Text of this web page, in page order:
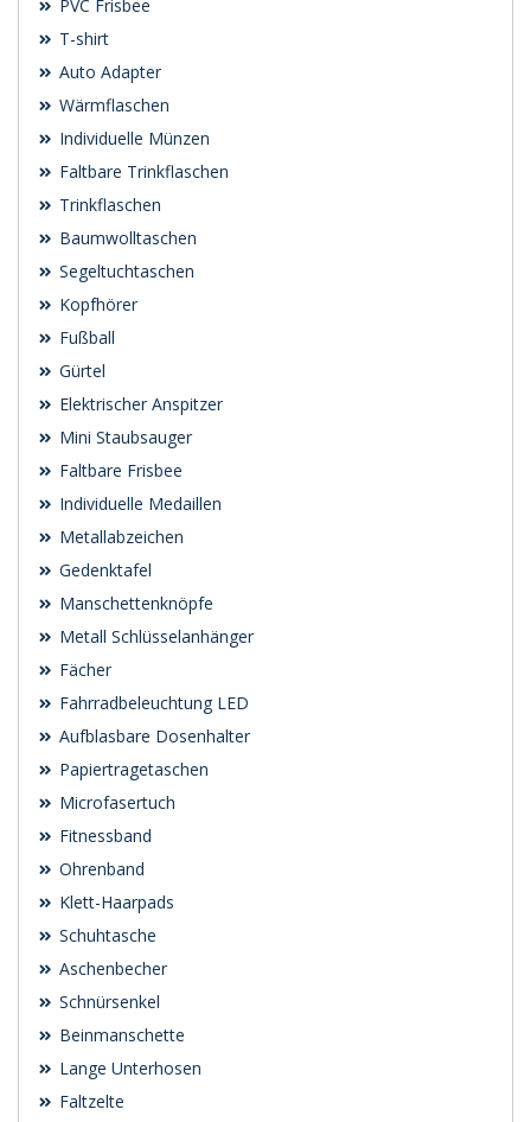
PVC Frisbee
T-shirt
Auto Adapter
Wärmflaschen
Individuelle Münzen
Faltbare Trinkflaschen
Trinkflaschen
Baumwolltaschen
Segeltuchtaschen
Kopfhörer
Fußball
Gürtel
Elektrischer Anspitzer
Mini Staubsauger
Faltbare Frisbee
Individuelle Medaillen
Metallabzeichen
Gedenktafel
Manschettenknöpfe
Metall Schlüsselanhänger
Fächer
Fahrradbeleuchtung LED
Aufblasbare Dosenhalter
Papiertragetaschen
Microfasertuch
Fitnessband
Ohrenband
Klett-Haarpads
Schuhtasche
Aschenbecher
Schnürsenkel
Beinmanschette
Lange Unterhosen
Faltzelte